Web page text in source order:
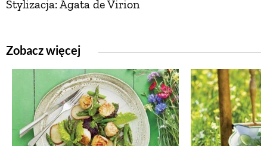
Stylizacja: Agata de Virion
Zobacz więcej